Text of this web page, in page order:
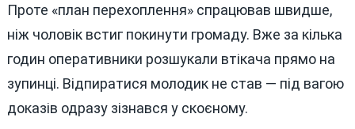
Проте «план перехоплення» спрацював швидше,
ніж чоловік встиг покинути громаду. Вже за кілька
годин оперативники розшукали втікача прямо на
зупинці. Відпиратися молодик не став — під вагою
доказів одразу зізнався у скоєному.